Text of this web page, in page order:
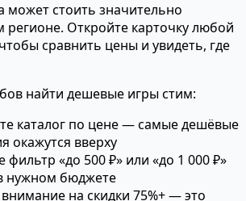
может стоить значительно
регионе. Откройте карточку любой
сравнить цены и увидеть, где
найти дешевые игры стим:
каталог по цене — самые дешёвые
окажутся вверху
фильтр «до 500 ₽» или «до 1 000 ₽»
нужном бюджете
на скидки 75%+ — это